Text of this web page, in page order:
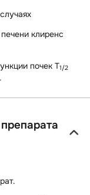
клиренс
почек T1/2